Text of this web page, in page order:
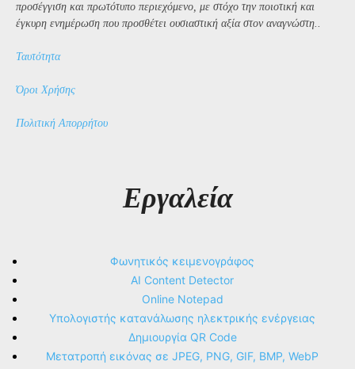
προσέγγιση και πρωτότυπο περιεχόμενο, με στόχο την ποιοτική και
έγκυρη ενημέρωση που προσθέτει ουσιαστική αξία στον αναγνώστη..
Ταυτότητα
Όροι Χρήσης
Πολιτική Απορρήτου
Εργαλεία
Φωνητικός κειμενογράφος
AI Content Detector
Online Notepad
Υπολογιστής κατανάλωσης ηλεκτρικής ενέργειας
Δημιουργία QR Code
Μετατροπή εικόνας σε JPEG, PNG, GIF, BMP, WebP